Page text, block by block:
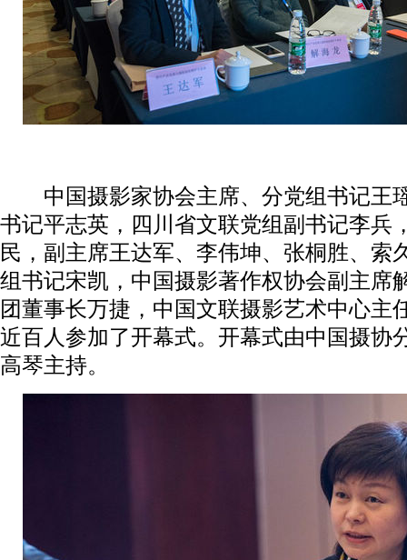
中国摄影家协会主席、分党组书记王
书记平志英，四川省文联党组副书记李兵
民，副主席王达军、李伟坤、张桐胜、索
组书记宋凯，中国摄影著作权协会副主席
团董事长万捷，中国文联摄影艺术中心主
近百人参加了开幕式。开幕式由中国摄协
高琴主持。